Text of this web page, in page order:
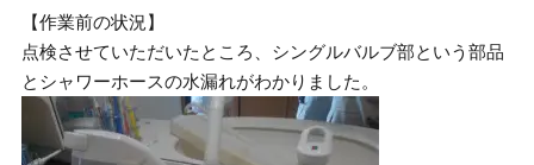
【作業前の状況】
点検させていただいたところ、シングルバルブ部という部品
とシャワーホースの水漏れがわかりました。